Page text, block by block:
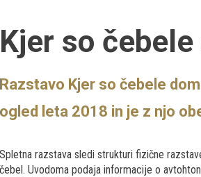
Kjer so čebele
Razstavo Kjer so čebele
ogled leta 2018 in je z njo
Spletna razstava sledi strukturi fizične
čebel. Uvodoma podaja informacije o